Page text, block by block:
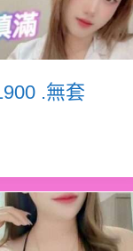
.無套